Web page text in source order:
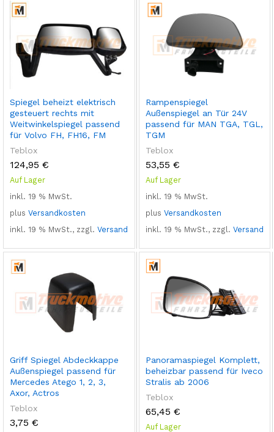
Spiegel beheizt elektrisch
gesteuert rechts mit
Weitwinkelspiegel passend
für Volvo FH, FH16, FM
Teblox
124,95 €
Auf Lager
inkl. 19 % MwSt.
plus Versandkosten
inkl. 19 % MwSt., zzgl. Versand
Rampenspiegel
Außenspiegel an Tür 24V
passend für MAN TGA, TGL,
TGM
Teblox
53,55 €
Auf Lager
inkl. 19 % MwSt.
plus Versandkosten
inkl. 19 % MwSt., zzgl. Versand
Griff Spiegel Abdeckkappe
Außenspiegel passend für
Mercedes Atego 1, 2, 3,
Axor, Actros
Teblox
3,75 €
Panoramaspiegel Komplett,
beheizbar passend für Iveco
Stralis ab 2006
Teblox
65,45 €
Auf Lager